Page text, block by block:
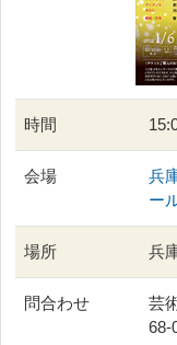
時間
会場
兵
ー
場所 兵
問合わせ
芸
68-